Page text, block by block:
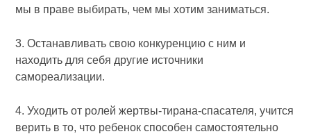
мы в праве выбирать, чем мы хотим заниматься.
3. Останавливать свою конкуренцию с ним и
находить для себя другие источники
самореализации.
4. Уходить от ролей жертвы-тирана-спасателя, учится
верить в то, что ребенок способен самостоятельно